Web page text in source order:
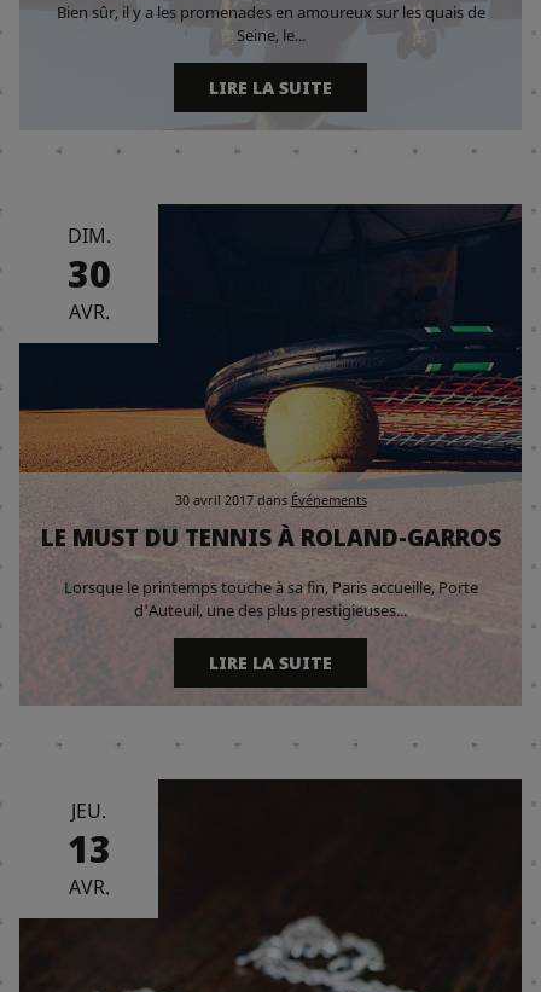
Bien sûr, il y a les promenades en amoureux sur les quais de
Seine, le...
LIRE LA SUITE
DIM.
30
AVR.
30 avril 2017 dans Événements
LE MUST DU TENNIS À ROLAND-GARROS
Lorsque le printemps touche à sa fin, Paris accueille, Porte
d'Auteuil, une des plus prestigieuses...
LIRE LA SUITE
JEU.
13
AVR.